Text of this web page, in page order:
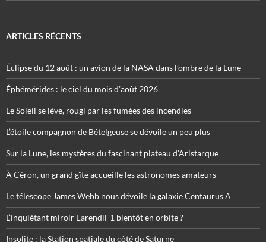
ARTICLES RÉCENTS
Éclipse du 12 août : un avion de la NASA dans l’ombre de la Lune
Éphémérides : le ciel du mois d’août 2026
Le Soleil se lève, rougi par les fumées des incendies
L’étoile compagnon de Bételgeuse se dévoile un peu plus
Sur la Lune, les mystères du fascinant plateau d’Aristarque
À Céron, un grand gîte accueille les astronomes amateurs
Le télescope James Webb nous dévoile la galaxie Centaurus A
L’inquiétant miroir Eärendil-1 bientôt en orbite ?
Insolite : la Station spatiale du côté de Saturne